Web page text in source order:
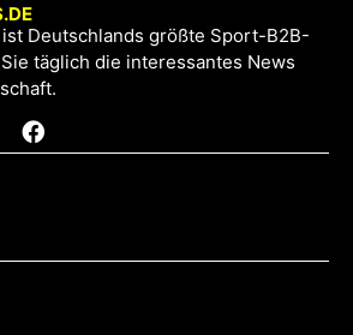
Deutschlands größte Sport-B2B-
täglich die interessantes News